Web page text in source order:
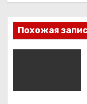
п
о
а
Похожая